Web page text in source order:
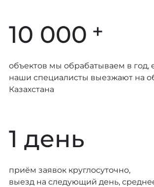
10 000 +
объектов мы обрабатываем в год,
наши специалисты выезжают на
Казахстана
1 день
приём заявок круглосуточно,
выезд на следующий день,